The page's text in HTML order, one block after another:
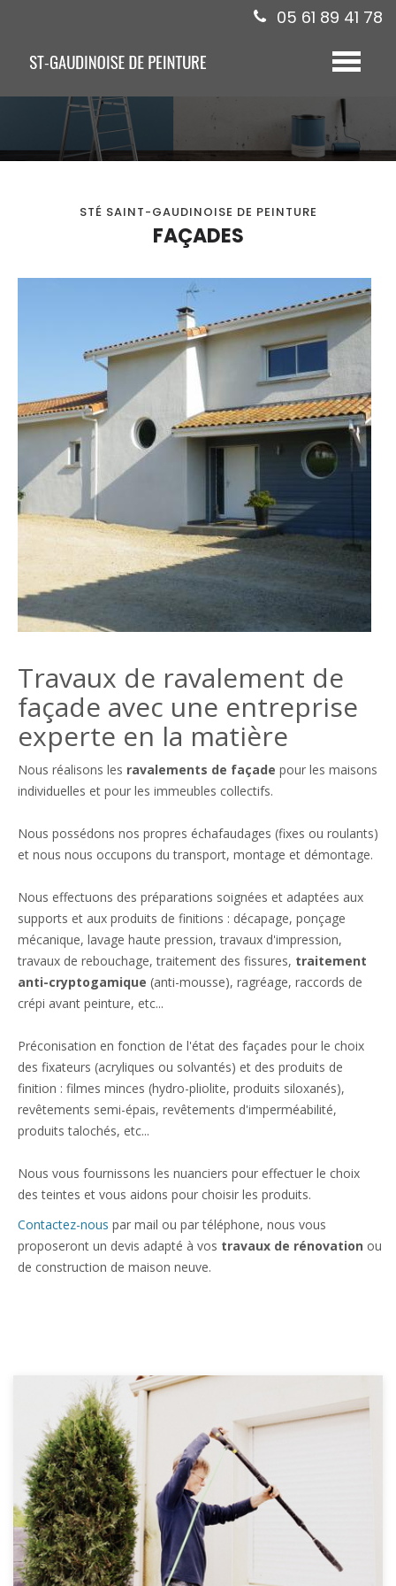
05 61 89 41 78
Toggle
STÉ SAINT-GAUDINOISE DE PEINTURE
FAÇADES
Travaux de ravalement de
façade avec une entreprise
experte en la matière
Nous réalisons les ravalements de façade pour les maisons
individuelles et pour les immeubles collectifs.
Nous possédons nos propres échafaudages (fixes ou roulants)
et nous nous occupons du transport, montage et démontage.
Nous effectuons des préparations soignées et adaptées aux
supports et aux produits de finitions : décapage, ponçage
mécanique, lavage haute pression, travaux d'impression,
travaux de rebouchage, traitement des fissures, traitement
anti-cryptogamique (anti-mousse), ragréage, raccords de
crépi avant peinture, etc...
Préconisation en fonction de l'état des façades pour le choix
des fixateurs (acryliques ou solvantés) et des produits de
finition : filmes minces (hydro-pliolite, produits siloxanés),
revêtements semi-épais, revêtements d'imperméabilité,
produits talochés, etc...
Nous vous fournissons les nuanciers pour effectuer le choix
des teintes et vous aidons pour choisir les produits.
Contactez-nous par mail ou par téléphone, nous vous
proposeront un devis adapté à vos travaux de rénovation ou
de construction de maison neuve.